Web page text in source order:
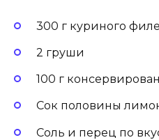
300 г куриного филе
2 груши
100 г
Сок половины
Соль и перец по